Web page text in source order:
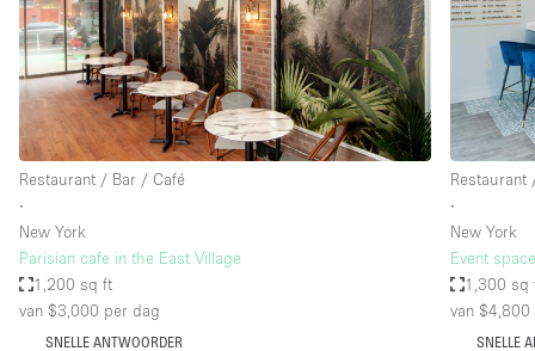
Overige
Salon
Vergaderruimte
Winkel delen
Restaurant / Bar / Café
∙
New York
Parisian cafe in the East Village
1,200 sq ft
van $3,000 per dag
SNELLE ANTWOORDER
Restaurant
∙
New York
Event
1,300 sq
van $4,800
SNELLE